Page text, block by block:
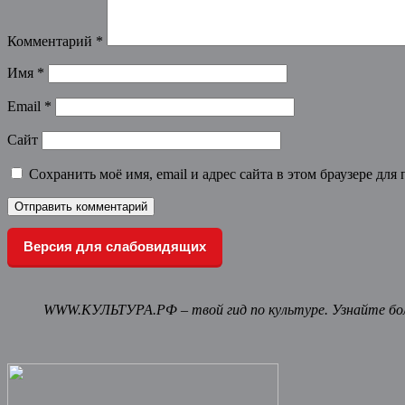
Комментарий *
Имя *
Email *
Сайт
Сохранить моё имя, email и адрес сайта в этом браузере
Версия для слабовидящих
WWW.КУЛЬТУРА.РФ – твой гид по культуре. Узнайте